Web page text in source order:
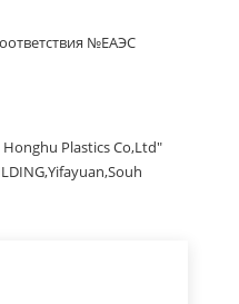
№ЕАЭС
Plastics Co,Ltd"